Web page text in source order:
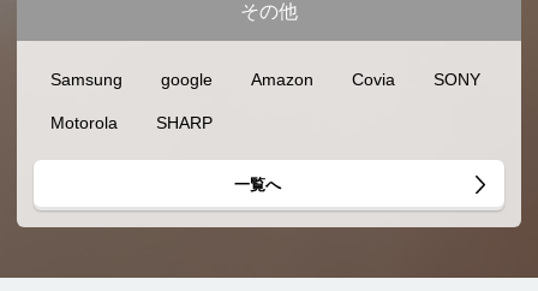
その他
Samsung google Amazon Covia SONY
Motorola SHARP
一覧へ